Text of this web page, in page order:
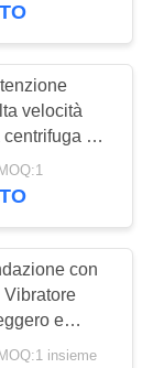
velocità
del
con
Vibratore
e
affidabili
insieme